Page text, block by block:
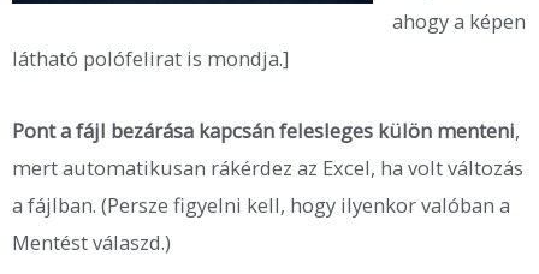
ahogy a képen
látható polófelirat is mondja.]
Pont a fájl bezárása kapcsán felesleges külön menteni,
mert automatikusan rákérdez az Excel, ha volt változás
a fájlban. (Persze figyelni kell, hogy ilyenkor valóban a
Mentést válaszd.)